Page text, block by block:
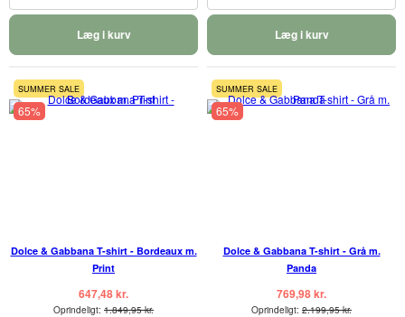
Læg i kurv Læg i kurv
SUMMER SALE
65%
Dolce & Gabbana T-shirt - Bordeaux m.
Print
647,48 kr.
Oprindeligt: 1.849,95 kr.
SUMMER SALE
65%
Dolce & Gabbana T-shirt - Grå m.
Panda
769,98 kr.
Oprindeligt: 2.199,95 kr.